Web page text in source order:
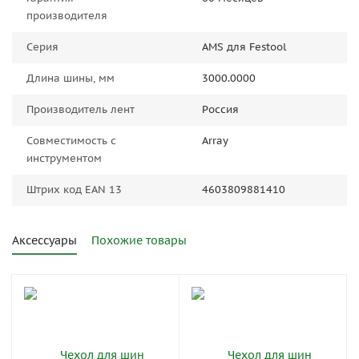
производителя
Серия AMS для Festool
Длина шины, мм 3000.0000
Производитель лент Россия
Совместимость с
инструментом
Array
Штрих код EAN 13 4603809881410
Аксессуары Похожие товары